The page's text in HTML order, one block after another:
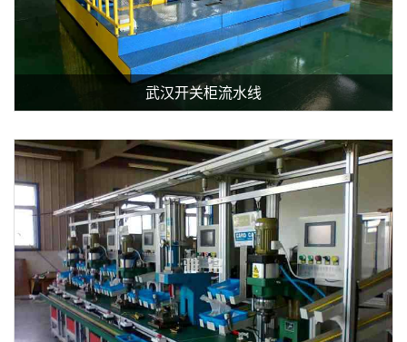
武汉开关柜流水线
查看详细介绍